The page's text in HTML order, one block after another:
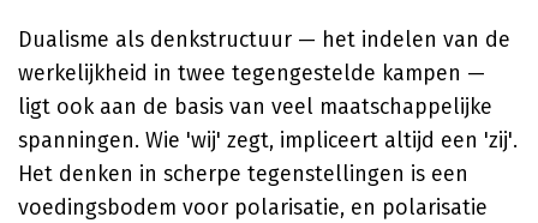
Dualisme als denkstructuur — het indelen van de
werkelijkheid in twee tegengestelde kampen —
ligt ook aan de basis van veel maatschappelijke
spanningen. Wie 'wij' zegt, impliceert altijd een 'zij'.
Het denken in scherpe tegenstellingen is een
voedingsbodem voor polarisatie, en polarisatie